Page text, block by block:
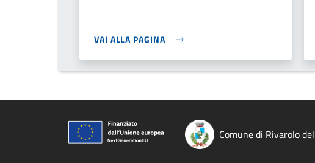
VAI ALLA PAGINA
Comune di Rivarolo